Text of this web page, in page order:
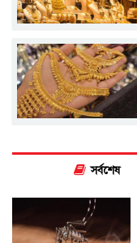
সর্বশেষ